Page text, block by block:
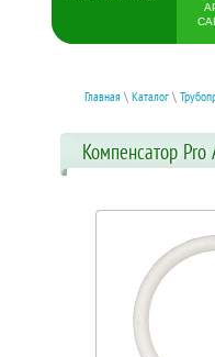
Главная \ Каталог \
Компенсатор